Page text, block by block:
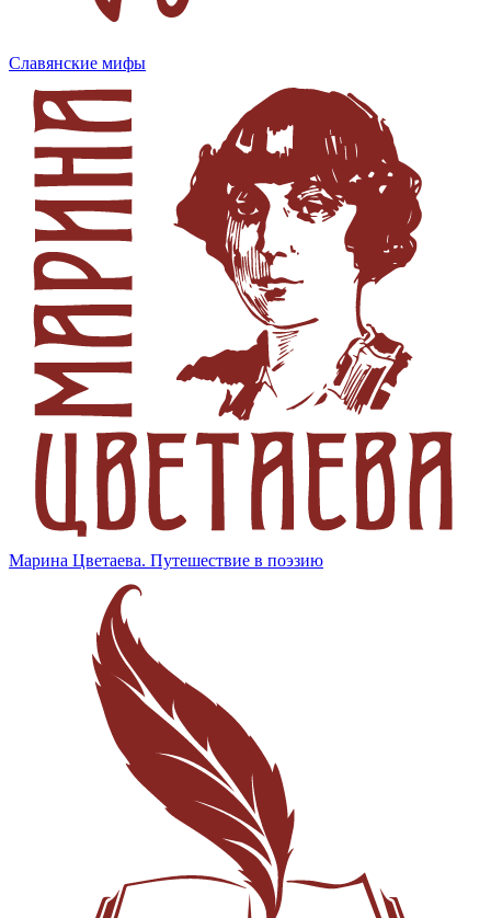
Славянские мифы
Марина Цветаева. Путешествие в поэзию